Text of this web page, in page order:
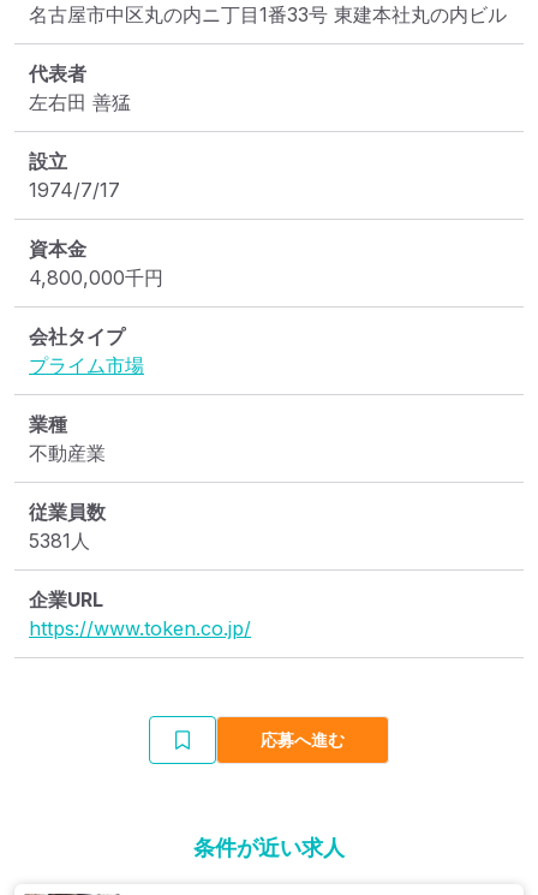
名古屋市中区丸の内ニ丁目1番33号 東建本社丸の内ビル
代表者
左右田 善猛
設立
1974/7/17
資本金
4,800,000千円
会社タイプ
プライム市場
業種
不動産業
従業員数
5381人
企業URL
https://www.token.co.jp/
応募へ進む
条件が近い求人